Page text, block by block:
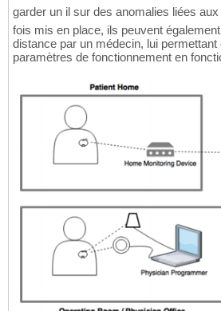
garder un il sur des anomalies liées
fois mis en place, ils peuvent
distance par un médecin, lui
paramètres de fonctionnement en